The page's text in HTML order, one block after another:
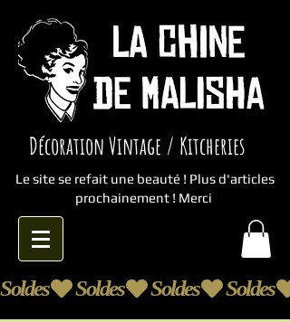
Décoration Vintage / Kitcheries
Le site se refait une beauté ! Plus d'articles
prochainement ! Merci
Soldes